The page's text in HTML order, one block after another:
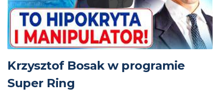
Krzysztof Bosak w programie
Super Ring